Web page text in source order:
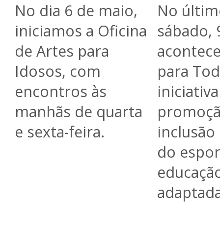
No dia 6 de maio,
iniciamos a Oficina
de Artes para
Idosos, com
encontros às
manhãs de quarta
e sexta-feira.
No
sábado,
para
do